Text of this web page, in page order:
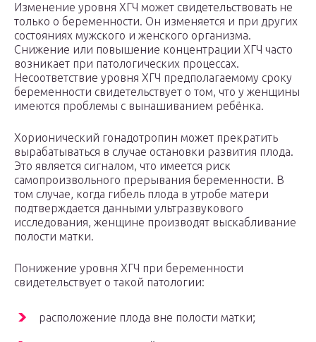
Изменение уровня ХГЧ может свидетельствовать не
только о беременности. Он изменяется и при других
состояниях мужского и женского организма.
Снижение или повышение концентрации ХГЧ часто
возникает при патологических процессах.
Несоответствие уровня ХГЧ предполагаемому сроку
беременности свидетельствует о том, что у женщины
имеются проблемы с вынашиванием ребёнка.
Хорионический гонадотропин может прекратить
вырабатываться в случае остановки развития плода.
Это является сигналом, что имеется риск
самопроизвольного прерывания беременности. В
том случае, когда гибель плода в утробе матери
подтверждается данными ультразвукового
исследования, женщине производят выскабливание
полости матки.
Понижение уровня ХГЧ при беременности
свидетельствует о такой патологии:
расположение плода вне полости матки;